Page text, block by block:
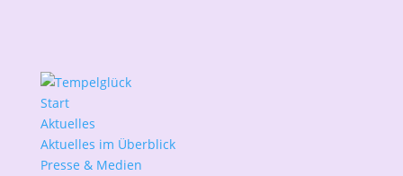
Start
Aktuelles
Aktuelles im Überblick
Presse & Medien